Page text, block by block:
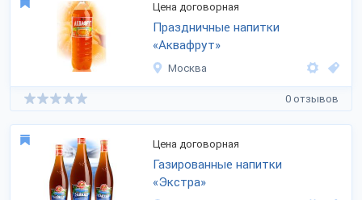
Цена договорная
Праздничные напитки
«Аквафрут»
Москва
0 отзывов
Цена договорная
Газированные напитки
«Экстра»